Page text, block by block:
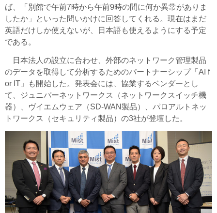
ば、「別館で午前7時から午前9時の間に何か異常がありま
したか」といった問いかけに回答してくれる。現在はまだ
英語だけしか使えないが、日本語も使えるようにする予定
である。
日本法人の設立に合わせ、外部のネットワーク管理製品
のデータを取得して分析するためのパートナーシップ「AI f
or IT」も開始した。発表会には、協業するベンダーとし
て、ジュニパーネットワークス（ネットワークスイッチ機
器）、ヴイエムウェア（SD-WAN製品）、パロアルトネッ
トワークス（セキュリティ製品）の3社が登壇した。